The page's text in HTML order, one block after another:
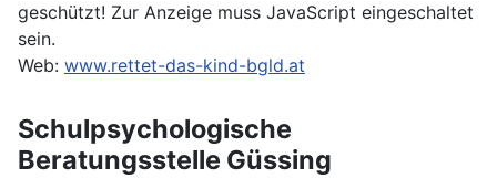
geschützt! Zur Anzeige muss JavaScript eingeschaltet
sein.
Web: www.rettet-das-kind-bgld.at
Schulpsychologische
Beratungsstelle Güssing